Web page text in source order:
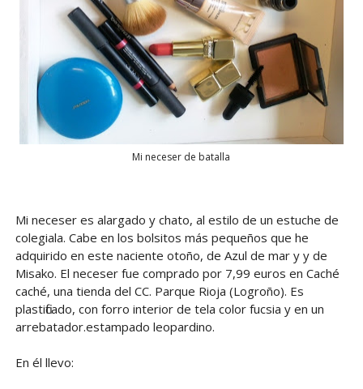
Mi neceser de batalla
Mi neceser es alargado y chato, al estilo de un estuche de
colegiala. Cabe en los bolsitos más pequeños que he
adquirido en este naciente otoño, de Azul de mar y y de
Misako. El neceser fue comprado por 7,99 euros en Caché
caché, una tienda del CC. Parque Rioja (Logroño). Es
plastificado, con forro interior de tela color fucsia y en un
arrebatador.estampado leopardino.
En él llevo: